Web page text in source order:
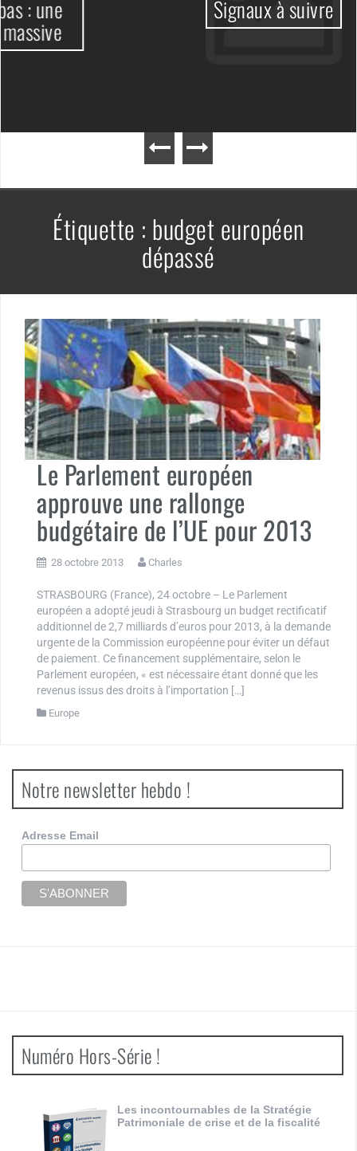
Signaux à suivre
Étiquette : budget européen
dépassé
Le Parlement européen
approuve une rallonge
budgétaire de l’UE pour 2013
28 octobre 2013 Charles
STRASBOURG (France), 24 octobre – Le Parlement
européen a adopté jeudi à Strasbourg un budget rectificatif
additionnel de 2,7 milliards d’euros pour 2013, à la demande
urgente de la Commission européenne pour éviter un défaut
de paiement. Ce financement supplémentaire, selon le
Parlement européen, « est nécessaire étant donné que les
revenus issus des droits à l’importation […]
Europe
Notre newsletter hebdo !
Adresse Email
Numéro Hors-Série !
Les incontournables de la Stratégie
Patrimoniale de crise et de la fiscalité